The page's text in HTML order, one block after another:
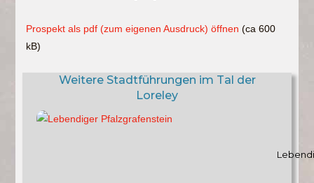
Prospekt als pdf (zum eigenen Ausdruck) öffnen (ca 600
kB)
Weitere Stadtführungen im Tal der
Loreley